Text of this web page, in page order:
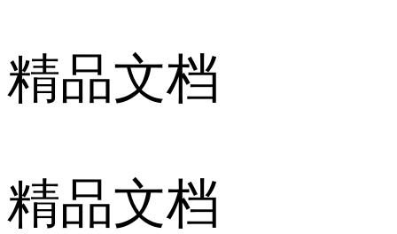
精品文档
精品文档